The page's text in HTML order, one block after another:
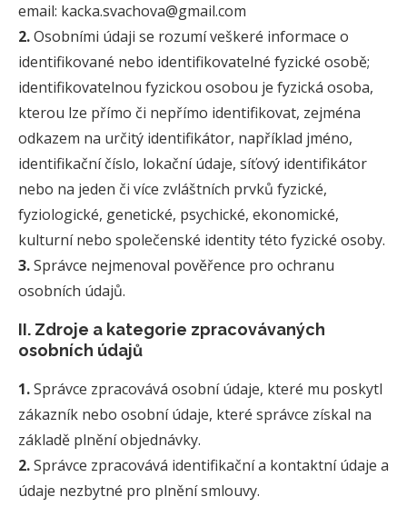
email: kacka.svachova@gmail.com
2.Osobními údaji se rozumí veškeré informace o
identifikované nebo identifikovatelné fyzické osobě;
identifikovatelnou fyzickou osobou je fyzická osoba,
kterou lze přímo či nepřímo identifikovat, zejména
odkazem na určitý identifikátor, například jméno,
identifikační číslo, lokační údaje, síťový identifikátor
nebo na jeden či více zvláštních prvků fyzické,
fyziologické, genetické, psychické, ekonomické,
kulturní nebo společenské identity této fyzické osoby.
3.Správce nejmenoval pověřence pro ochranu
osobních údajů.
II. Zdroje a kategorie zpracovávaných
osobních údajů
1.Správce zpracovává osobní údaje, které mu poskytl
zákazník nebo osobní údaje, které správce získal na
základě plnění objednávky.
2.Správce zpracovává identifikační a kontaktní údaje a
údaje nezbytné pro plnění smlouvy.